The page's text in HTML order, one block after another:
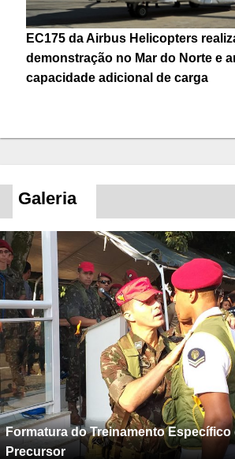
EC175 da Airbus Helicopters
demonstração no Mar do Norte e
capacidade adicional de carga
Galeria
Formatura do Treinamento Específico
Precursor